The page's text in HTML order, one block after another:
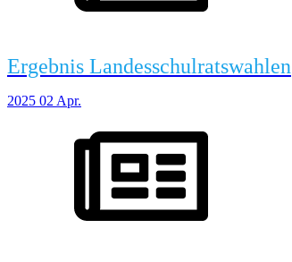
Ergebnis Landesschulratswahlen
2025 02Apr.